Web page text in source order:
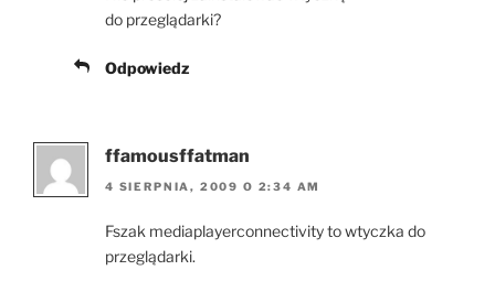
do przeglądarki?
Odpowiedz
ffamousffatman
4 SIERPNIA, 2009 O 2:34 AM
Fszak mediaplayerconnectivity to wtyczka do
przeglądarki.